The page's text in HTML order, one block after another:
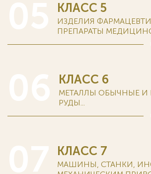
КЛАСС 5
ИЗДЕЛИЯ
ПРЕПАРАТЫ
КЛАСС 6
МЕТАЛЛЫ ОБЫЧНЫЕ И
РУДЫ...
КЛАСС 7
МАШИНЫ, СТАНКИ,